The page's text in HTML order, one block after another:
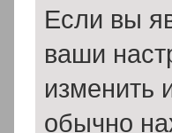
Если вы
ваши
изменить
обычно